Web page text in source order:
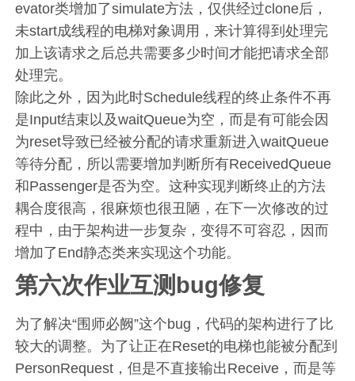
evator类增加了simulate方法，仅供经过clone后，
未start成线程的电梯对象调用，来计算得到处理完
加上该请求之后总共需要多少时间才能把请求全部
处理完。
除此之外，因为此时Schedule线程的终止条件不再
是Input结束以及waitQueue为空，而是有可能会因
为reset导致已经被分配的请求重新进入waitQueue
等待分配，所以需要增加判断所有ReceivedQueue
和Passenger是否为空。这种实现判断终止的方法
耦合度很高，很麻烦也很丑陋，在下一次修改的过
程中，由于架构进一步复杂，变得不可容忍，因而
增加了End静态类来实现这个功能。
第六次作业互测bug修复
为了解决“围师必阙”这个bug，代码的架构进行了比
较大的调整。为了让正在Reset的电梯也能被分配到
PersonRequest，但是不直接输出Receive，而是等